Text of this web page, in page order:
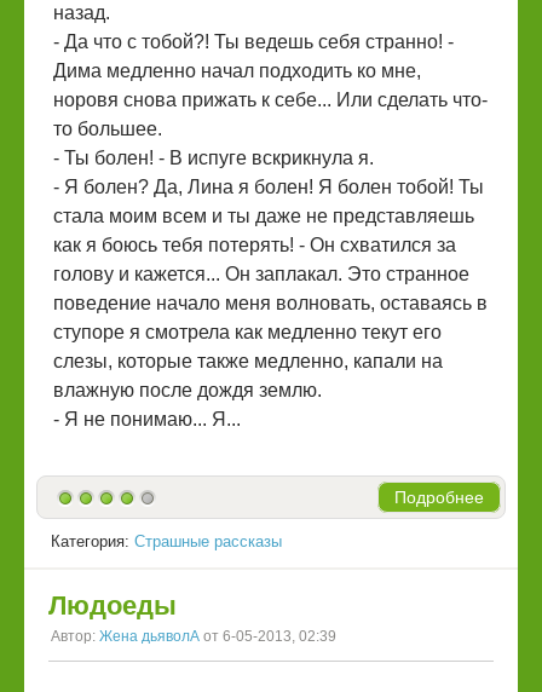
назад.
- Да что с тобой?! Ты ведешь себя странно! -
Дима медленно начал подходить ко мне,
норовя снова прижать к себе... Или сделать что-
то большее.
- Ты болен! - В испуге вскрикнула я.
- Я болен? Да, Лина я болен! Я болен тобой! Ты
стала моим всем и ты даже не представляешь
как я боюсь тебя потерять! - Он схватился за
голову и кажется... Он заплакал. Это странное
поведение начало меня волновать, оставаясь в
ступоре я смотрела как медленно текут его
слезы, которые также медленно, капали на
влажную после дождя землю.
- Я не понимаю... Я...
Подробнее
Категория: Страшные рассказы
Людоеды
Автор: Жена дьяволА от 6-05-2013, 02:39